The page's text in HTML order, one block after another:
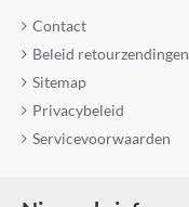
Contact
Beleid retourzendingen
Sitemap
Privacybeleid
Servicevoorwaarden